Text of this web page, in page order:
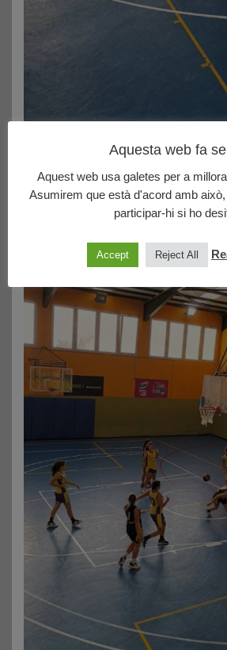
Aquesta web fa
Aquest web usa galetes per a
Asumirem que està d'acord amb
participar-hi si ho
Accept Reject All